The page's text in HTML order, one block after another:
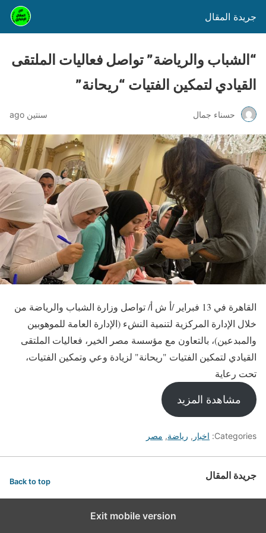
جريدة المقال
“الشباب والرياضة” تواصل فعاليات الملتقى
القيادي لتمكين الفتيات “ريحانة”
حسناء جمال سنتين ago
القاهرة في 13 فبراير /أ ش أ/ تواصل وزارة الشباب والرياضة من
خلال الإدارة المركزية لتنمية النشء (الإدارة العامة للموهوبين
والمبدعين)، بالتعاون مع مؤسسة مصر الخير، فعاليات الملتقى
القيادي لتمكين الفتيات "ريحانة" لزيادة وعي وتمكين الفتيات،
تحت رعاية
مشاهدة المزيد
Categories: اخبار , رياضة, مصر
جريدة المقال Back to top
Exit mobile version